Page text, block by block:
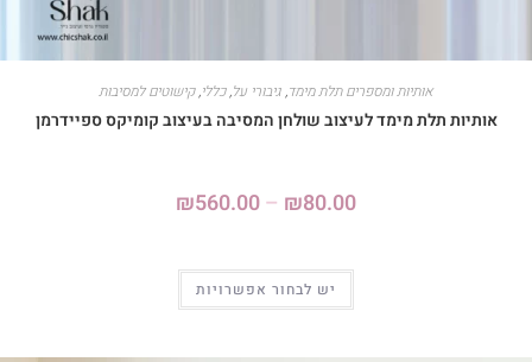
אותיות ומספרים תלת מימד,גיבורי על,כללי,קישוטים למסיבות
אותיות תלת מימד לעיצוב שולחן המסיבה בעיצוב קומיקס ספיידרמן
₪80.00
–
₪560.00
יש לבחור אפשרויות